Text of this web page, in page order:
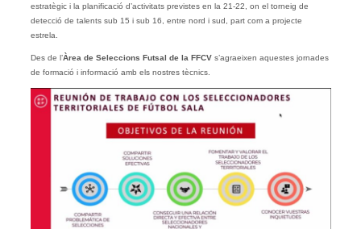
estratègic i la planificació d’activitats previstes en la 21-22, on el torneig de
detecció de talents sub 15 i sub 16, entre nord i sud, part com a projecte
estrela.
Des de l’Àrea de Seleccions Futsal de la FFCVs’agraeixen aquestes jornades
de formació i informació amb els nostres tècnics.